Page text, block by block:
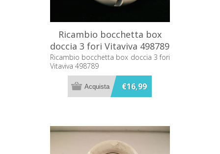
Ricambio bocchetta box
doccia 3 fori Vitaviva 498789
Ricambio bocchetta box doccia 3 fori
Vitaviva 498789
€16,99